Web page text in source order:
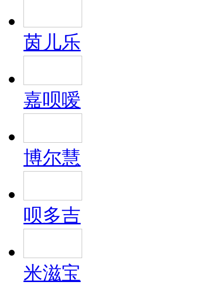
茵儿乐
嘉呗嗳
博尔慧
呗多吉
米滋宝